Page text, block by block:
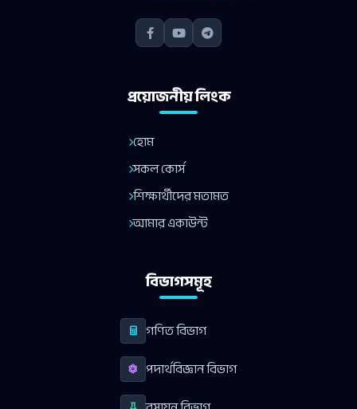
প্রয়োজনীয় লিংক
হোম
সকল কোর্স
শিক্ষার্থীদের মতামত
আমার একাউন্ট
বিভাগসমূহ
গণিত বিভাগ
পদার্থবিজ্ঞান বিভাগ